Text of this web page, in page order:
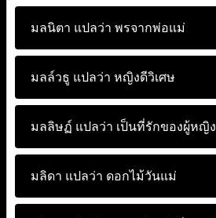
มลนิตา แปลว่า พรจากพ่อแม่
มลล์วธู แปลว่า หญิงดีวิเศษ
มลลิษฏ์ แปลว่า เป็นที่รักของผู้หญิง
มลิดา แปลว่า ดอกไม้วันแม่